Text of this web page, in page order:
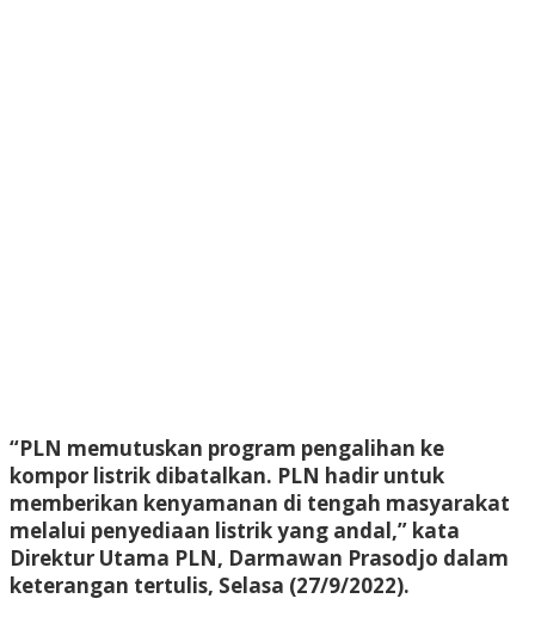
“PLN memutuskan program pengalihan ke
kompor listrik dibatalkan. PLN hadir untuk
memberikan kenyamanan di tengah masyarakat
melalui penyediaan listrik yang andal,” kata
Direktur Utama PLN, Darmawan Prasodjo dalam
keterangan tertulis, Selasa (27/9/2022).